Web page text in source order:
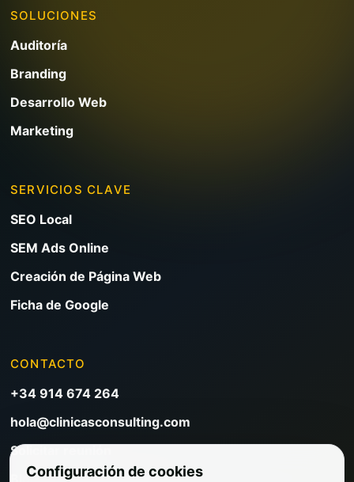
SOLUCIONES
Auditoría
Branding
Desarrollo Web
Marketing
SERVICIOS CLAVE
SEO Local
SEM Ads Online
Creación de Página Web
Ficha de Google
CONTACTO
+34 914 674 264
hola@clinicasconsulting.com
Solicitar reunión
Blog de marketing clínico
Configuración de cookies